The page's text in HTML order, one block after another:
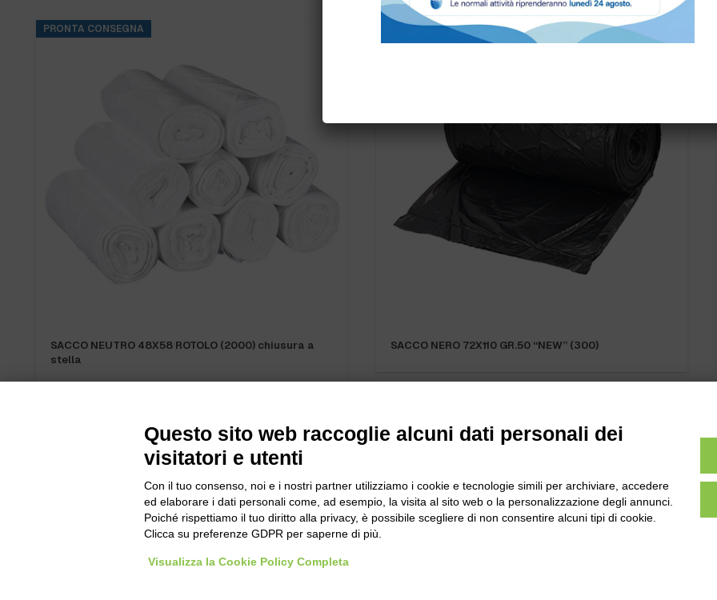
PRONTA CONSEGNA
SACCO NEUTRO 48X58 ROTOLO (2000) chiusura a
stella
PRONTA CONSEGNA
SACCO NERO 72X110 GR.50 “NEW” (300)
Bogliano Srl
Strada Statale 231 Alba-Bra
Borgo San Martino 44, 12060
Tel:0172-478161
Fax: 0172-487399
Questo sito web raccoglie alcuni dati personali dei
visitatori e utenti
Con il tuo consenso, noi e i nostri partner utilizziamo i cookie e tecnologie simili per archiviare, accedere
ed elaborare i dati personali come, ad esempio, la visita al sito web o la personalizzazione degli annunci.
Poiché rispettiamo il tuo diritto alla privacy, è possibile scegliere di non consentire alcuni tipi di cookie.
Clicca su preferenze GDPR per saperne di più.
Visualizza la Cookie Policy Completa